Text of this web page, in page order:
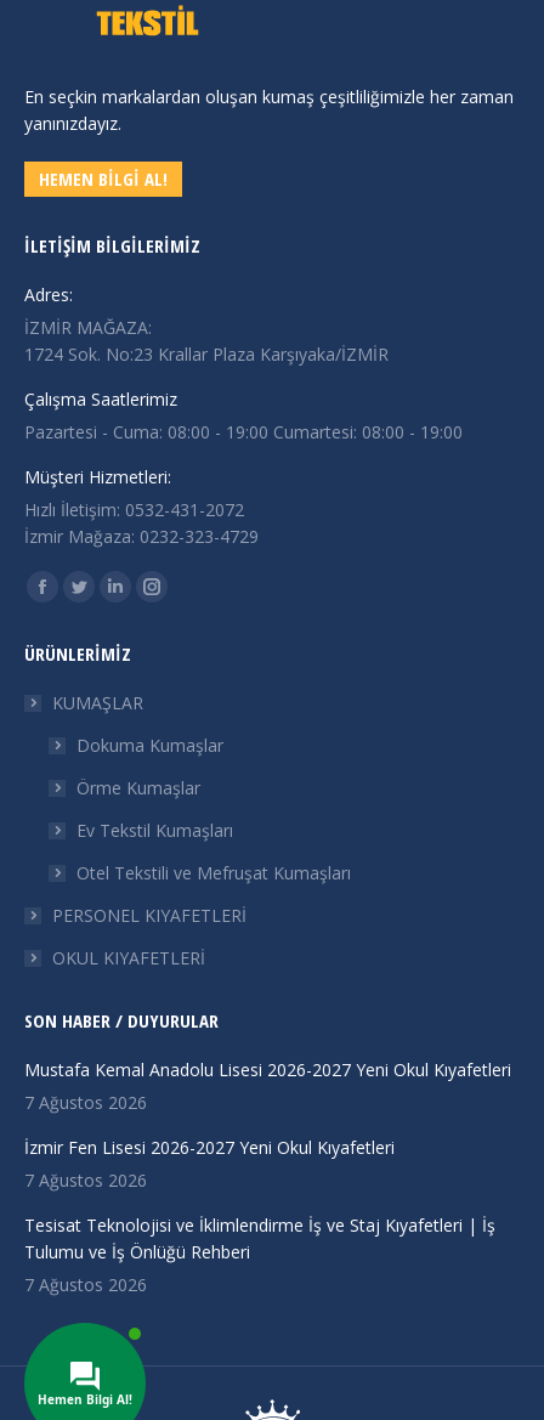
En seçkin markalardan oluşan kumaş çeşitliliğimizle her zaman
yanınızdayız.
HEMEN BİLGİ AL!
İLETIŞIM BILGILERIMIZ
Adres:
İZMİR MAĞAZA:
1724 Sok. No:23 Krallar Plaza Karşıyaka/İZMİR
Çalışma Saatlerimiz
Pazartesi - Cuma: 08:00 - 19:00 Cumartesi: 08:00 - 19:00
Müşteri Hizmetleri:
Hızlı İletişim: 0532-431-2072
İzmir Mağaza: 0232-323-4729
Find us on:
Facebook
opens
window
Twitter
opens
in
window
Linkedin
opens
in
window
Instagram
window
ÜRÜNLERIMIZ
KUMAŞLAR
Dokuma Kumaşlar
Örme Kumaşlar
Ev Tekstil Kumaşları
Otel Tekstili ve Mefruşat Kumaşları
PERSONEL KIYAFETLERİ
OKUL KIYAFETLERİ
SON HABER / DUYURULAR
Mustafa Kemal Anadolu Lisesi 2026-2027 Yeni Okul Kıyafetleri
7 Ağustos 2026
İzmir Fen Lisesi 2026-2027 Yeni Okul Kıyafetleri
7 Ağustos 2026
Tesisat Teknolojisi ve İklimlendirme İş ve Staj Kıyafetleri | İş
Tulumu ve İş Önlüğü Rehberi
7 Ağustos 2026
Hemen Bilgi Al!